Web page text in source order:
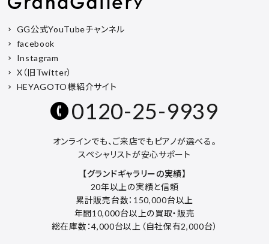
GG公式YouTubeチャンネル
facebook
Instagram
X（旧Twitter）
HEYAGOTO様紹介サイト
0120-25-9939
オンラインでも、ご来店でもピアノが選べる。
スペシャリストが安心サポート
【グランドギャラリーの実績】
20年以上の実績と信頼
累計販売台数：150,000台以上
年間10,000台以上の買取・販売
総在庫数：4,000台以上（自社保有2,000台）